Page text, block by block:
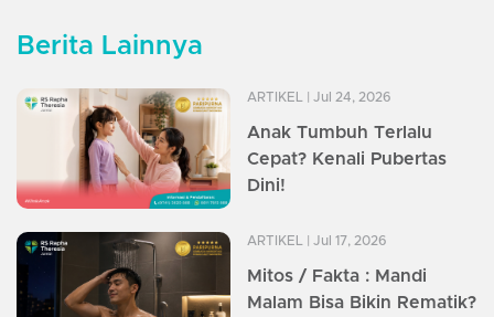
Berita Lainnya
ARTIKEL | Jul 24, 2026
Anak Tumbuh Terlalu
Cepat? Kenali Pubertas
Dini!
ARTIKEL | Jul 17, 2026
Mitos / Fakta : Mandi
Malam Bisa Bikin Rematik?